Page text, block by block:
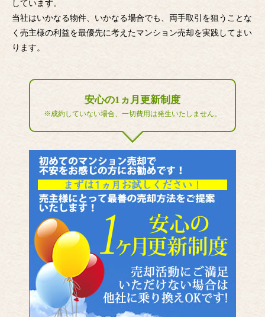
しています。
当社はいかなる物件、いかなる場合でも、両手取引を狙うことな
く売主様の利益を最優先に考えたマンション売却を実践してまい
ります。
安心の1ヵ月更新制度
※成約していない場合、一切費用は発生いたしません。